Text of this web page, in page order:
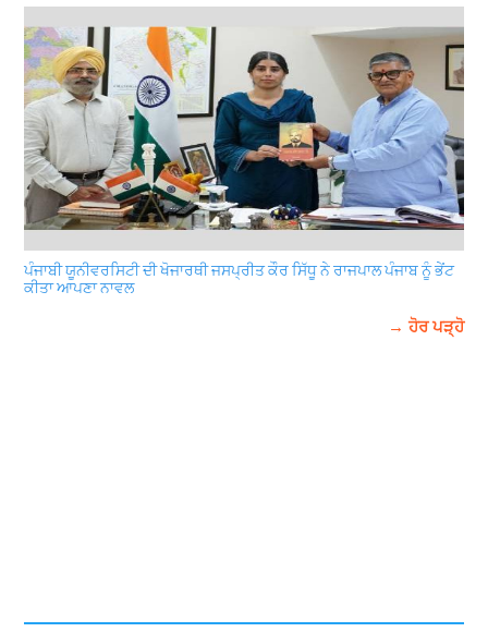
ਪੰਜਾਬੀ ਯੂਨੀਵਰਸਿਟੀ ਦੀ ਖੋਜਾਰਥੀ ਜਸਪ੍ਰੀਤ ਕੌਰ ਸਿੱਧੂ ਨੇ ਰਾਜਪਾਲ ਪੰਜਾਬ ਨੂੰ ਭੇਂਟ
ਕੀਤਾ ਆਪਣਾ ਨਾਵਲ
→ ਹੋਰ ਪੜ੍ਹੋ